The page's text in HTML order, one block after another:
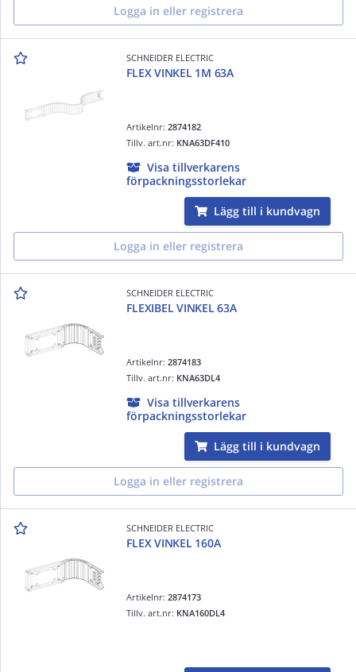
Logga in eller registrera
SCHNEIDER ELECTRIC
FLEX VINKEL 1M 63A
Artikelnr:2874182
Tillv. art.nr: KNA63DF410
Visa tillverkarens
förpackningsstorlekar
Lägg till i kundvagn
Logga in eller registrera
SCHNEIDER ELECTRIC
FLEXIBEL VINKEL 63A
Artikelnr:2874183
Tillv. art.nr: KNA63DL4
Visa tillverkarens
förpackningsstorlekar
Lägg till i kundvagn
Logga in eller registrera
SCHNEIDER ELECTRIC
FLEX VINKEL 160A
Artikelnr:2874173
Tillv. art.nr: KNA160DL4